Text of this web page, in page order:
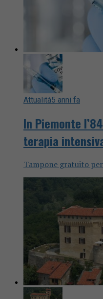
Attualità5 anni fa
In Piemonte
terapia
Tampone gratuito